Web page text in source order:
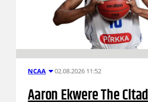
NCAA 02.08.2026 11:52
Aaron Ekwere The